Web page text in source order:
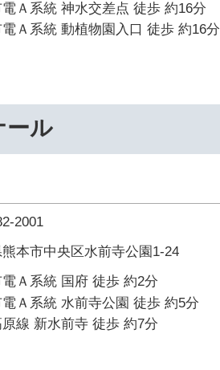
Ａ系統 神水交差点 徒歩 約16分
Ａ系統 動植物園入口 徒歩 約16分
ール
2001
本市中央区水前寺公園1-24
Ａ系統 国府 徒歩 約2分
Ａ系統 水前寺公園 徒歩 約5分
原線 新水前寺 徒歩 約7分